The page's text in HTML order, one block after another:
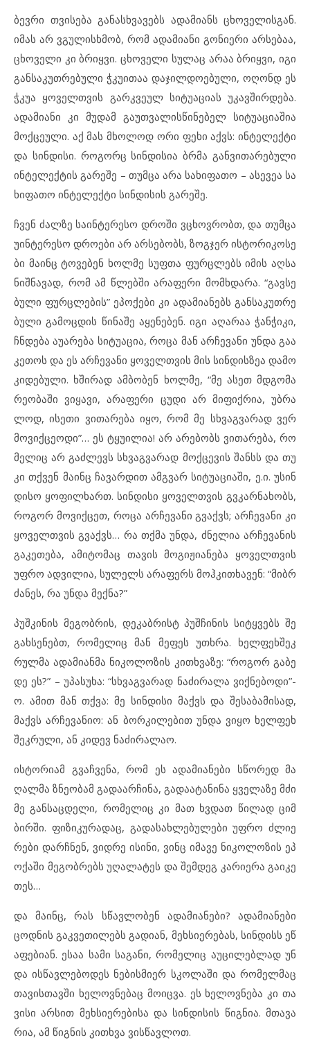
ბევრი თვისება განასხვავებს ადამიანს ცხოველისგან.
იმას არ ვგულისხმობ, რომ ადამიანი გონიერი არსებაა,
ცხოველი კი ბრიყვი. ცხოველი სულაც არაა ბრიყვი, იგი
განსაკუთრებული ჭკუითაა დაჯილდოებული, ოღონდ ეს
ჭკუა ყოველთვის გარკვეულ სიტუაციას უკავშირდება.
ადამიანი კი მუდამ გაუთვალისწინებელ სიტუაციაშია
მოქცეული. აქ მას მხოლოდ ორი ფეხი აქვს: ინტელექტი
და სინდისი. როგორც სინდისია ბრმა განვითარებული
ინტელექტის გარეშე – თუმცა არა სახიფათო – ასევეა სა
ხიფათო ინტელექტი სინდისის გარეშე.
ჩვენ ძალზე საინტერესო დროში ვცხოვრობთ, და თუმცა
უინტერესო დროები არ არსებობს, ზოგჯერ ისტორიკოსე
ბი მაინც ტოვებენ ხოლმე სუფთა ფურცლებს იმის აღსა
ნიშნავად, რომ ამ წლებში არაფერი მომხდარა. “გავსე
ბული ფურცლების” ეპოქები კი ადამიანებს განსაკუთრე
ბული გამოცდის წინაშე აყენებენ. იგი აღარაა ჭანჭიკი,
ჩნდება აუარება სიტუაცია, როცა მან არჩევანი უნდა გაა
კეთოს და ეს არჩევანი ყოველთვის მის სინდისზეა დამო
კიდებული. ხშირად ამბობენ ხოლმე, “მე ასეთ მდგომა
რეობაში ვიყავი, არაფერი ცუდი არ მიფიქრია, უბრა
ლოდ, ისეთი ვითარება იყო, რომ მე სხვაგვარად ვერ
მოვიქცეოდი”… ეს ტყუილია! არ არებობს ვითარება, რო
მელიც არ გაძლევს სხვაგვარად მოქცევის შანსს და თუ
კი თქვენ მაინც ჩავარდით ამგვარ სიტუაციაში, ე.ი. უსინ
დისო ყოფილხართ. სინდისი ყოველთვის გვკარნახობს,
როგორ მოვიქცეთ, როცა არჩევანი გვაქვს; არჩევანი კი
ყოველთვის გვაქვს… რა თქმა უნდა, ძნელია არჩევანის
გაკეთება, ამიტომაც თავის მოგიჟიანება ყოველთვის
უფრო ადვილია, სულელს არაფერს მოჰკითხავენ: “მიბრ
ძანეს, რა უნდა მექნა?”
პუშკინის მეგობრის, დეკაბრისტ პუშჩინის სიტყვებს შე
გახსენებთ, რომელიც მან მეფეს უთხრა. ხელფეხშეკ
რულმა ადამიანმა ნიკოლოზის კითხვაზე: “როგორ გაბე
დე ეს?” – უპასუხა: “სხვაგვარად ნაძირალა ვიქნებოდი”-
ო. ამით მან თქვა: მე სინდისი მაქვს და შესაბამისად,
მაქვს არჩევანიო: ან ბორკილებით უნდა ვიყო ხელფეხ
შეკრული, ან კიდევ ნაძირალაო.
ისტორიამ გვაჩვენა, რომ ეს ადამიანები სწორედ მა
ღალმა ზნეობამ გადაარჩინა, გადაატანინა ყველაზე მძი
მე განსაცდელი, რომელიც კი მათ ხვდათ წილად ციმ
ბირში. ფიზიკურადაც, გადასახლებულები უფრო ძლიე
რები დარჩნენ, ვიდრე ისინი, ვინც იმავე ნიკოლოზის ეპ
ოქაში მეგობრებს უღალატეს და შემდეგ კარიერა გაიკე
თეს…
და მაინც, რას სწავლობენ ადამიანები? ადამიანები
ცოდნის გაკვეთილებს გადიან, მეხსიერებას, სინდისს ეწ
აფებიან. ესაა სამი საგანი, რომელიც აუცილებლად უნ
და ისწავლებოდეს ნებისმიერ სკოლაში და რომელმაც
თავისთავში ხელოვნებაც მოიცვა. ეს ხელოვნება კი თა
ვისი არსით მეხსიერებისა და სინდისის წიგნია. მთავა
რია, ამ წიგნის კითხვა ვისწავლოთ.